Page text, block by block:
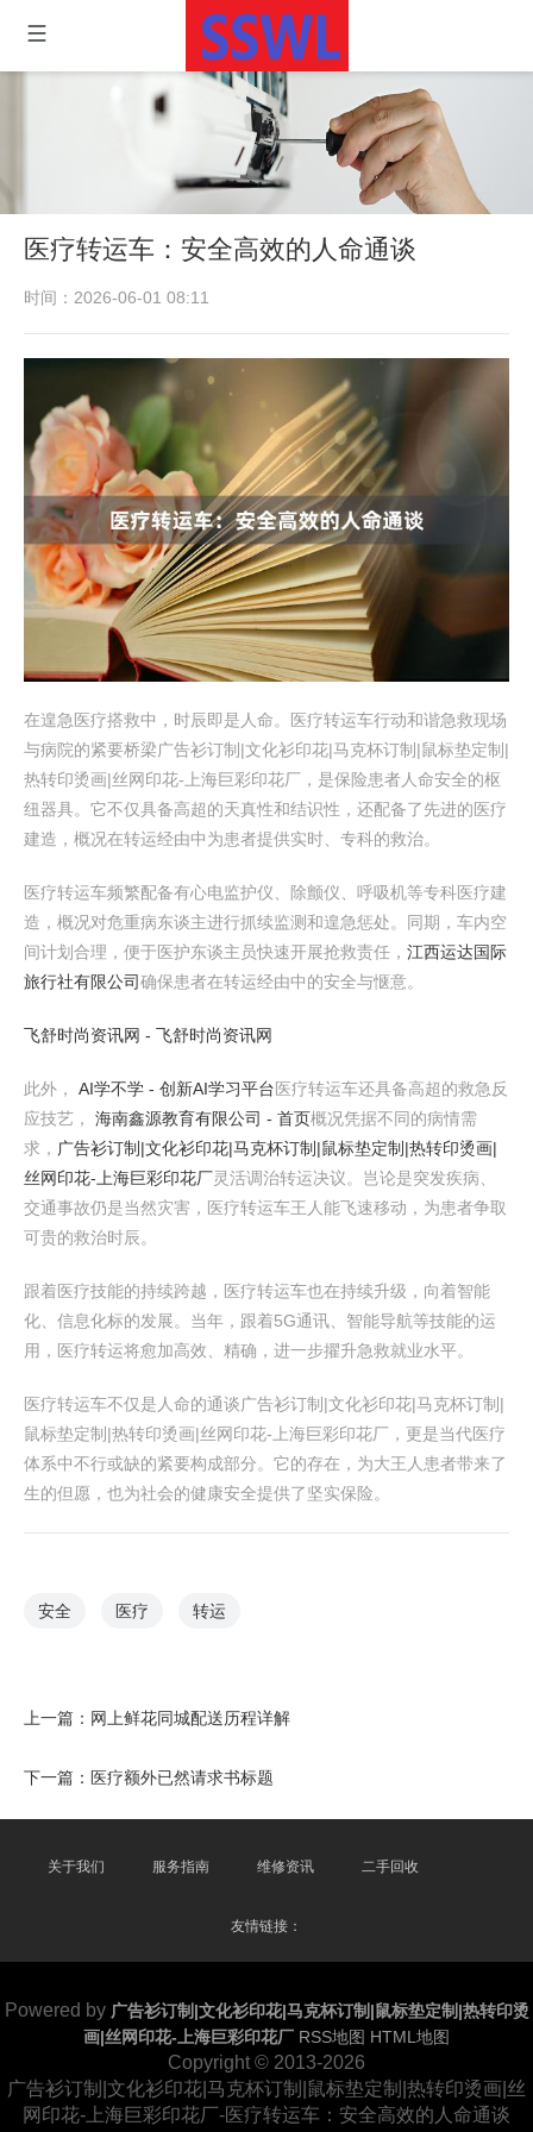
医疗转运车：安全高效的人命通谈
时间：2026-06-01 08:11
在遑急医疗搭救中，时辰即是人命。医疗转运车行动和谐急救现场
与病院的紧要桥梁广告衫订制|文化衫印花|马克杯订制|鼠标垫定制|
热转印烫画|丝网印花-上海巨彩印花厂，是保险患者人命安全的枢
纽器具。它不仅具备高超的天真性和结识性，还配备了先进的医疗
建造，概况在转运经由中为患者提供实时、专科的救治。
医疗转运车频繁配备有心电监护仪、除颤仪、呼吸机等专科医疗建
造，概况对危重病东谈主进行抓续监测和遑急惩处。同期，车内空
间计划合理，便于医护东谈主员快速开展抢救责任， 江西运达国际
旅行社有限公司确保患者在转运经由中的安全与惬意。
飞舒时尚资讯网 - 飞舒时尚资讯网
此外， AI学不学 - 创新AI学习平台医疗转运车还具备高超的救急反
应技艺， 海南鑫源教育有限公司 - 首页概况凭据不同的病情需
求， 广告衫订制|文化衫印花|马克杯订制|鼠标垫定制|热转印烫画|
丝网印花-上海巨彩印花厂灵活调治转运决议。岂论是突发疾病、
交通事故仍是当然灾害，医疗转运车王人能飞速移动，为患者争取
可贵的救治时辰。
跟着医疗技能的持续跨越，医疗转运车也在持续升级，向着智能
化、信息化标的发展。当年，跟着5G通讯、智能导航等技能的运
用，医疗转运将愈加高效、精确，进一步擢升急救就业水平。
医疗转运车不仅是人命的通谈广告衫订制|文化衫印花|马克杯订制|
鼠标垫定制|热转印烫画|丝网印花-上海巨彩印花厂，更是当代医疗
体系中不行或缺的紧要构成部分。它的存在，为大王人患者带来了
生的但愿，也为社会的健康安全提供了坚实保险。
安全 医疗 转运
上一篇： 网上鲜花同城配送历程详解
下一篇： 医疗额外已然请求书标题
关于我们 服务指南 维修资讯 二手回收
友情链接：
Powered by 广告衫订制|文化衫印花|马克杯订制|鼠标垫定制|热转印烫
画|丝网印花-上海巨彩印花厂 RSS地图 HTML地图
Copyright © 2013-2026
广告衫订制|文化衫印花|马克杯订制|鼠标垫定制|热转印烫画|丝
网印花-上海巨彩印花厂-医疗转运车：安全高效的人命通谈